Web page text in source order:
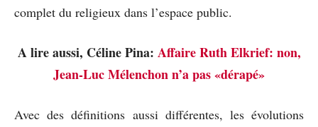
complet du religieux dans l’espace public.
A lire aussi, Céline Pina: Affaire Ruth Elkrief: non,
Jean-Luc Mélenchon n’a pas «dérapé»
Avec des définitions aussi différentes, les évolutions